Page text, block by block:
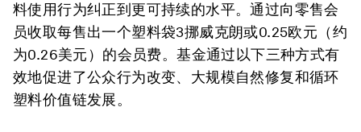
料使用行为纠正到更可持续的水平。通过向零售会
员收取每售出一个塑料袋3挪威克朗或0.25欧元（约
为0.26美元）的会员费。基金通过以下三种方式有
效地促进了公众行为改变、大规模自然修复和循环
塑料价值链发展。